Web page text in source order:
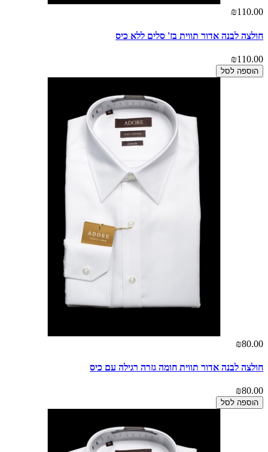
₪110.00
חולצה לבנה אדור תווית בז' סלים ללא כיס
₪110.00
הוספה לסל
₪80.00
חולצה לבנה אדור תווית חומה גזרה רגילה עם כיס
₪80.00
הוספה לסל